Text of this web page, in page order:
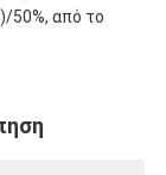
50%, από το